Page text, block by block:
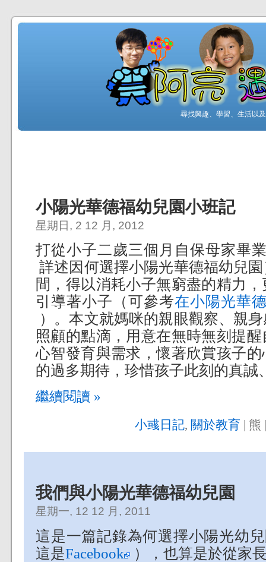
尋找興趣、學習、生活以
小陽光華德福幼兒園小班記
星期日, 2 12 月, 2012
打從小子二歲三個月自保母家畢
詳述因何選擇小陽光華德福幼兒
間，得以消耗小子無窮盡的精力
引導著小子（可參考在小陽光華
）。本文就媽咪的親眼觀察、親
照顧的點滴，用意在無時無刻提
心智發育與需求，懷著欣賞孩子
的過多期待，珍惜孩子此刻的真誠
繼續閱讀 »
小彧日記, 關於教育| 熊
我們與小陽光華德福幼兒園
星期一, 12 12 月, 2011
這是一篇記錄為何選擇小陽光幼
這是Facebook ），也算是於從家